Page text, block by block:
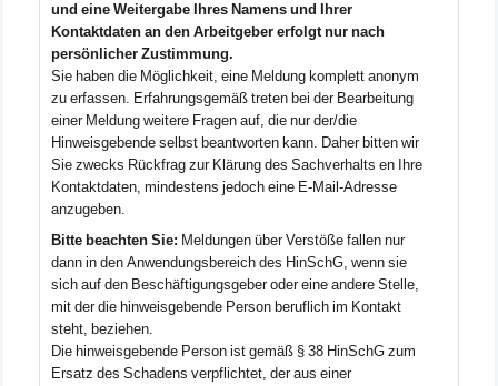
und eine Weitergabe Ihres Namens und Ihrer
Kontaktdaten an den Arbeitgeber erfolgt nur nach
persönlicher Zustimmung.
Sie haben die Möglichkeit, eine Meldung komplett anonym
zu erfassen. Erfahrungsgemäß treten bei der Bearbeitung
einer Meldung weitere Fragen auf, die nur der/die
Hinweisgebende selbst beantworten kann. Daher bitten wir
Sie zwecks Rückfrag zur Klärung des Sachverhalts en Ihre
Kontaktdaten, mindestens jedoch eine E-Mail-Adresse
anzugeben.
Bitte beachten Sie: Meldungen über Verstöße fallen nur
dann in den Anwendungsbereich des HinSchG, wenn sie
sich auf den Beschäftigungsgeber oder eine andere Stelle,
mit der die hinweisgebende Person beruflich im Kontakt
steht, beziehen.
Die hinweisgebende Person ist gemäß § 38 HinSchG zum
Ersatz des Schadens verpflichtet, der aus einer